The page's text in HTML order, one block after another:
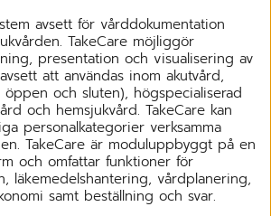
avsett för vårddokumentation
TakeCare möjliggör
presentation och visualisering av
att användas inom akutvård,
och sluten), högspecialiserad
och hemsjukvård. TakeCare kan
personalkategorier verksamma
TakeCare är moduluppbyggt på en
och omfattar funktioner för
läkemedelshantering, vårdplanering,
samt beställning och svar.